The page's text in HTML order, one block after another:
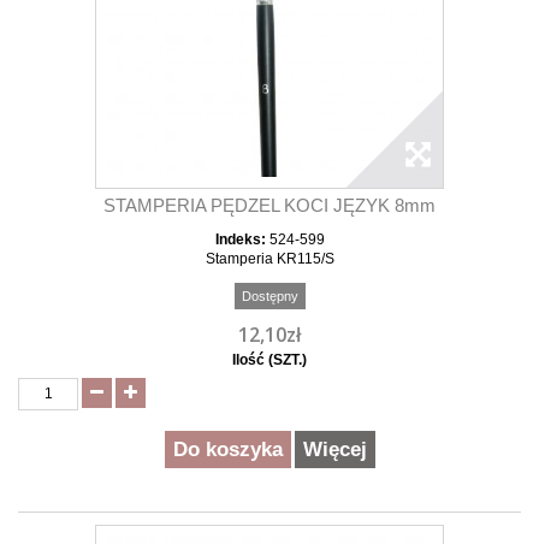
STAMPERIA PĘDZEL KOCI JĘZYK 8mm
Indeks: 524-599
Stamperia KR115/S
Dostępny
12,10zł
Ilość (SZT.)
Do koszyka Więcej